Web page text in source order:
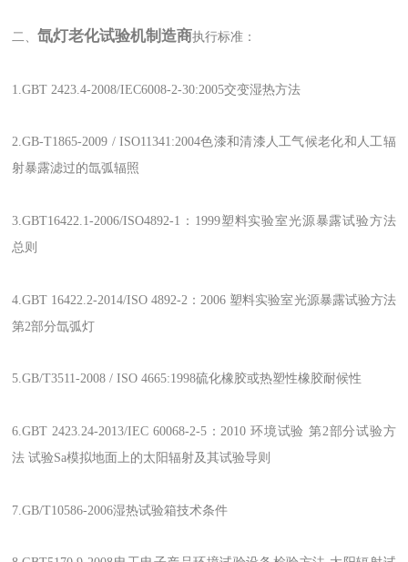
二、氙灯老化试验机制造商执行标准：
1.GBT 2423.4-2008/IEC6008-2-30:2005交变湿热方法
2.GB-T1865-2009 / ISO11341:2004色漆和清漆人工气候老化和人工辐
射暴露滤过的氙弧辐照
3.GBT16422.1-2006/ISO4892-1：1999塑料实验室光源暴露试验方法
总则
4.GBT 16422.2-2014/ISO 4892-2：2006 塑料实验室光源暴露试验方法
第2部分氙弧灯
5.GB/T3511-2008 / ISO 4665:1998硫化橡胶或热塑性橡胶耐候性
6.GBT 2423.24-2013/IEC 60068-2-5：2010 环境试验 第2部分试验方
法 试验Sa模拟地面上的太阳辐射及其试验导则
7.GB/T10586-2006湿热试验箱技术条件